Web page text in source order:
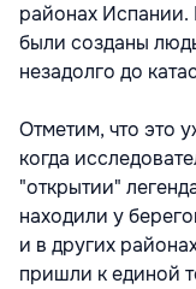
районах Испании.
были созданы
незадолго до
Отметим, что это
когда
"открытии"
находили у
и в других
пришли к единой